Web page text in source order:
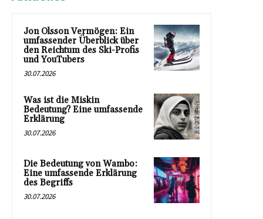
Jon Olsson Vermögen: Ein
umfassender Überblick über
den Reichtum des Ski-Profis
und YouTubers
30.07.2026
Was ist die Miskin
Bedeutung? Eine umfassende
Erklärung
30.07.2026
Die Bedeutung von Wambo:
Eine umfassende Erklärung
des Begriffs
30.07.2026